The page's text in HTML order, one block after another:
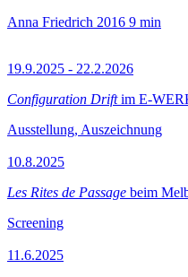
Anna Friedrich 2016 9 min
19.9.2025 - 22.2.2026
Configuration Driftim E-
Ausstellung, Auszeichnung
10.8.2025
Les Rites de Passage beim
Screening
11.6.2025